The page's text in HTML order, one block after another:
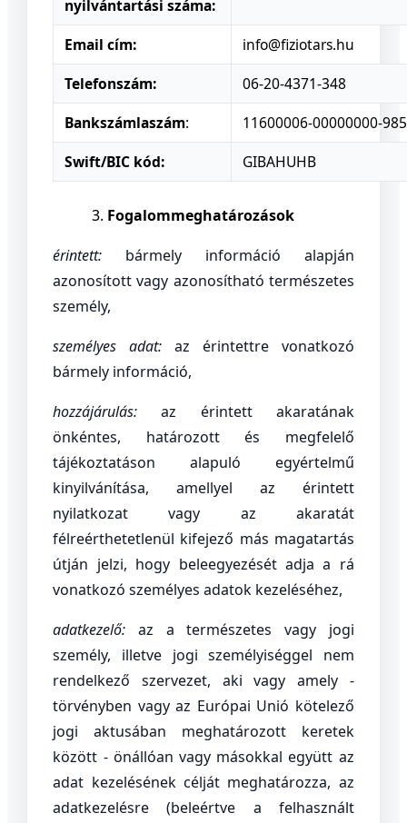
nyilvántartási száma:
Email cím:
info@fiziotars.hu
Telefonszám:
06-20-4371-348
Bankszámlaszám:
11600006-00000000-
Swift/BIC kód:
GIBAHUHB
Fogalommeghatározások
érintett: bármely információ alapján
azonosított vagy azonosítható természetes
személy,
személyes adat: az érintettre vonatkozó
bármely információ,
hozzájárulás:az érintett akaratának
önkéntes, határozott és megfelelő
tájékoztatáson alapuló egyértelmű
kinyilvánítása, amellyel az érintett
nyilatkozat vagy az akaratát
félreérthetetlenül kifejező más magatartás
útján jelzi, hogy beleegyezését adja a rá
vonatkozó személyes adatok kezeléséhez,
adatkezelő:az a természetes vagy jogi
személy, illetve jogi személyiséggel nem
rendelkező szervezet, aki vagy amely -
törvényben vagy az Európai Unió kötelező
jogi aktusában meghatározott keretek
között - önállóan vagy másokkal együtt az
adat kezelésének célját meghatározza, az
adatkezelésre (beleértve a felhasznált